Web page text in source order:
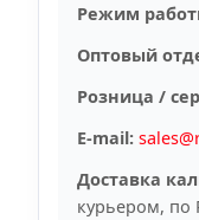
Режим
Оптовый
Розница /
E-mail:
Доставка
курьером, по